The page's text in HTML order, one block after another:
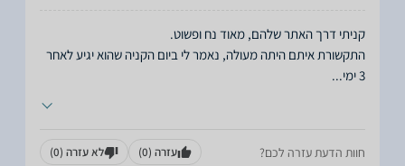
התקשורת איתם היתה מעולה, נאמר לי ביום הקניה שהוא יגיע לאחר
3 ימי
...
חוות הדעת עזרה לכם? עזרה (0) לא עזרה (0)